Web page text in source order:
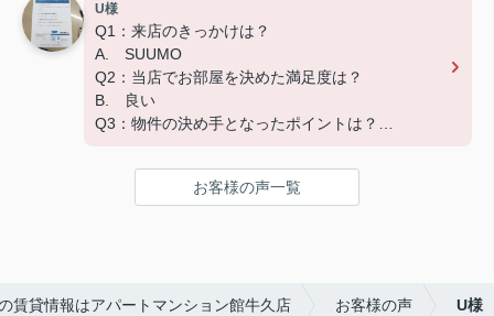
ーーーーーーーーーーーーーーーーーーーー
この度はご成約いただき、ありがとうございました
☆彡
快適な新生活になることをお祈りしています('ω')
U様
Q1：来店のきっかけは？
A. SUUMO
Q2：当店でお部屋を決めた満足度は？
B. 良い
Q3：物件の決め手となったポイントは？
ーーーーーーーーーーーーーーーーーーーー
お客様の声一覧
賃貸情報はアパートマンション館牛久店 お客様の声 U様